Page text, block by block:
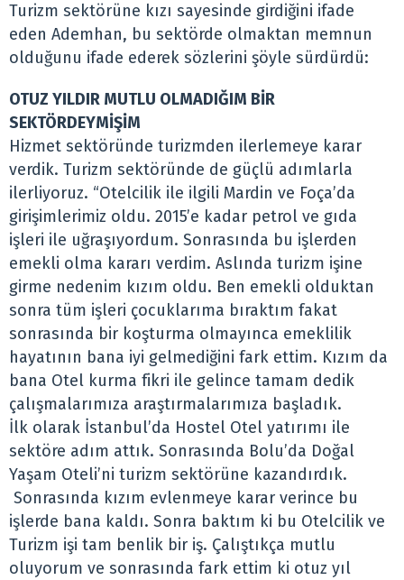
Turizm sektörüne kızı sayesinde girdiğini ifade
eden Ademhan, bu sektörde olmaktan memnun
olduğunu ifade ederek sözlerini şöyle sürdürdü:
OTUZ YILDIR MUTLU OLMADIĞIM BİR
SEKTÖRDEYMİŞİM
Hizmet sektöründe turizmden ilerlemeye karar
verdik. Turizm sektöründe de güçlü adımlarla
ilerliyoruz. “Otelcilik ile ilgili Mardin ve Foça’da
girişimlerimiz oldu. 2015’e kadar petrol ve gıda
işleri ile uğraşıyordum. Sonrasında bu işlerden
emekli olma kararı verdim. Aslında turizm işine
girme nedenim kızım oldu. Ben emekli olduktan
sonra tüm işleri çocuklarıma bıraktım fakat
sonrasında bir koşturma olmayınca emeklilik
hayatının bana iyi gelmediğini fark ettim. Kızım da
bana Otel kurma fikri ile gelince tamam dedik
çalışmalarımıza araştırmalarımıza başladık.
İlk olarak İstanbul’da Hostel Otel yatırımı ile
sektöre adım attık. Sonrasında Bolu’da Doğal
Yaşam Oteli’ni turizm sektörüne kazandırdık.
Sonrasında kızım evlenmeye karar verince bu
işlerde bana kaldı. Sonra baktım ki bu Otelcilik ve
Turizm işi tam benlik bir iş. Çalıştıkça mutlu
oluyorum ve sonrasında fark ettim ki otuz yıl